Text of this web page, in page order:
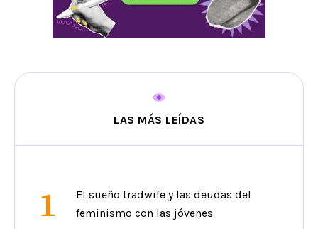
LAS MÁS LEÍDAS
1
El sueño tradwife y las deudas del
feminismo con las jóvenes